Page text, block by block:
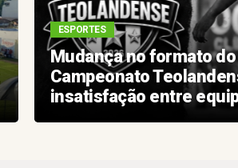
ESPORTES
Mudança no formato do
Campeonato
insatisfação entre